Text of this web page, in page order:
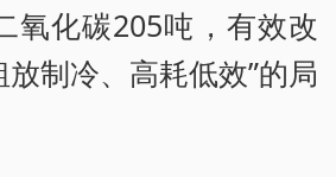
氧化碳205吨，有效改
制冷、高耗低效”的局